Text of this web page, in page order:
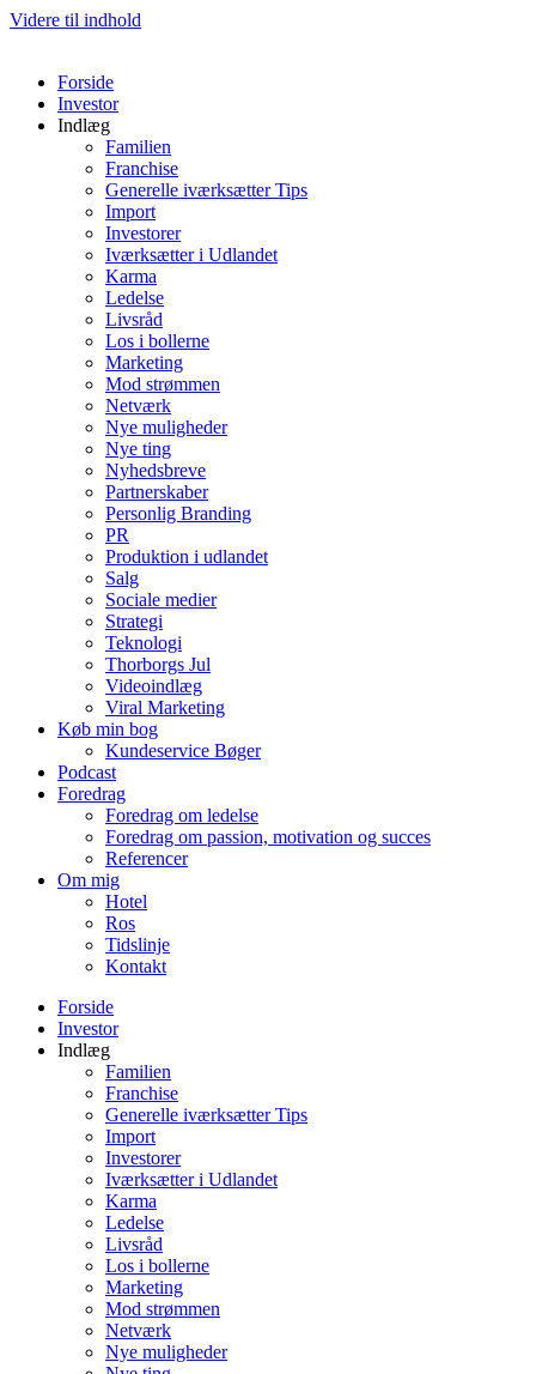
Videre til indhold
Forside
Investor
Indlæg
Familien
Franchise
Generelle iværksætter Tips
Import
Investorer
Iværksætter i Udlandet
Karma
Ledelse
Livsråd
Los i bollerne
Marketing
Mod strømmen
Netværk
Nye muligheder
Nye ting
Nyhedsbreve
Partnerskaber
Personlig Branding
PR
Produktion i udlandet
Salg
Sociale medier
Strategi
Teknologi
Thorborgs Jul
Videoindlæg
Viral Marketing
Køb min bog
Kundeservice Bøger
Podcast
Foredrag
Foredrag om ledelse
Foredrag om passion, motivation og succes
Referencer
Om mig
Hotel
Ros
Tidslinje
Kontakt
Forside
Investor
Indlæg
Familien
Franchise
Generelle iværksætter Tips
Import
Investorer
Iværksætter i Udlandet
Karma
Ledelse
Livsråd
Los i bollerne
Marketing
Mod strømmen
Netværk
Nye muligheder